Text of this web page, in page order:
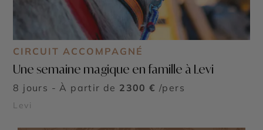
CIRCUIT ACCOMPAGNÉ
Une semaine magique en famille à Levi
8 jours - À partir de 2300 € /pers
Levi